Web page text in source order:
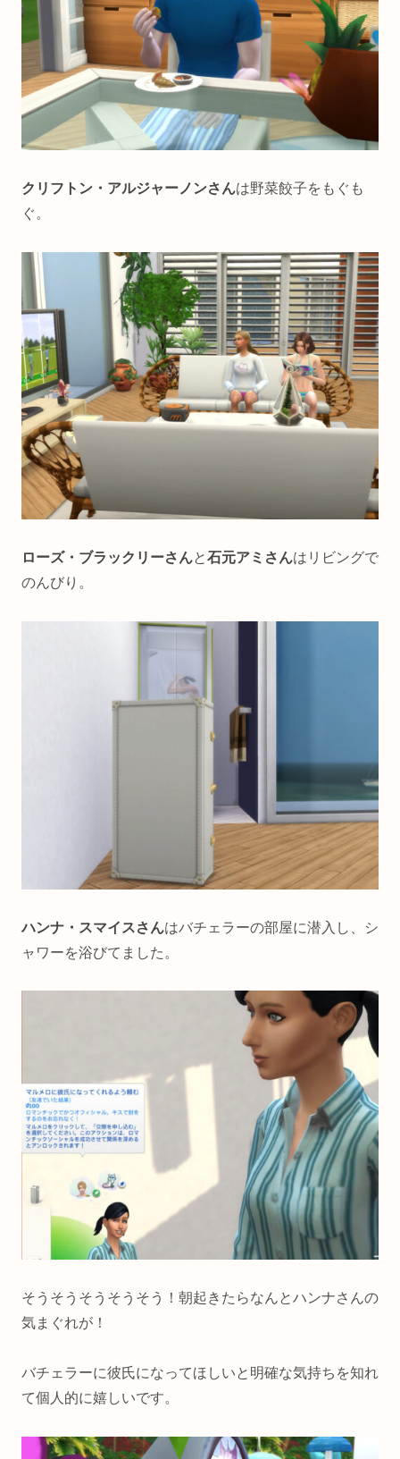
クリフトン・アルジャーノンさんは野菜餃子をもぐも
ぐ。
ローズ・ブラックリーさんと石元アミさんはリビングで
のんびり。
ハンナ・スマイスさんはバチェラーの部屋に潜入し、シ
ャワーを浴びてました。
そうそうそうそうそう！朝起きたらなんとハンナさんの
気まぐれが！
バチェラーに彼氏になってほしいと明確な気持ちを知れ
て個人的に嬉しいです。